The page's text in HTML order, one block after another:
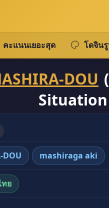
คะแนนเยอะสุด โดจิน
DOU (
DOU mashiraga aki
ย